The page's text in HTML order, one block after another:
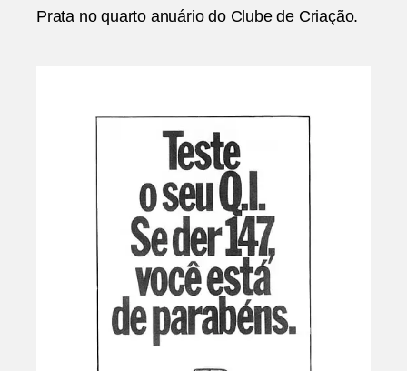
Prata no quarto anuário do Clube de Criação.